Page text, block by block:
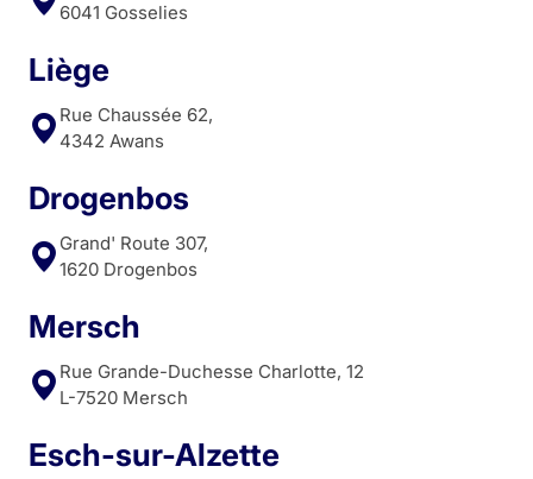
6041 Gosselies
Liège
Rue Chaussée 62,
4342 Awans
Drogenbos
Grand' Route 307,
1620 Drogenbos
Mersch
Rue Grande-Duchesse Charlotte, 12
L-7520 Mersch
Esch-sur-Alzette